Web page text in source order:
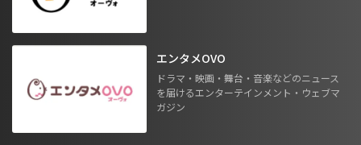
エンタメOVO
ドラマ・映画・舞台・音楽などのニュース
を届けるエンターテインメント・ウェブマ
ガジン